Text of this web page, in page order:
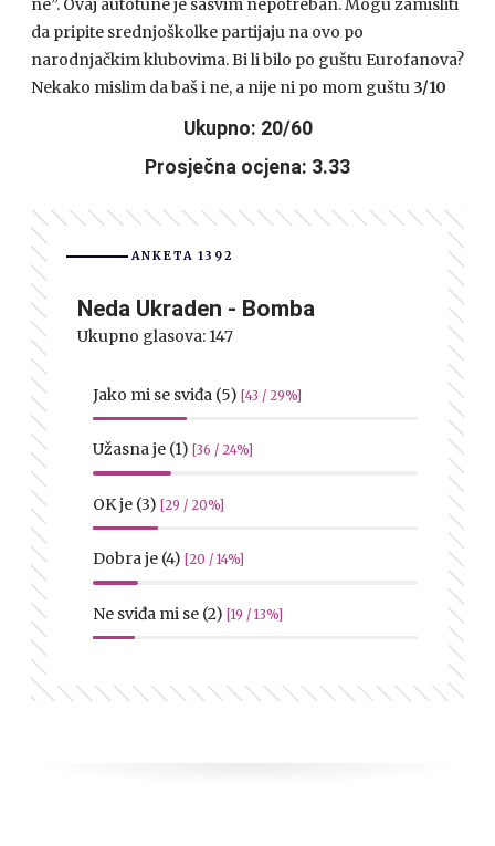
da pripite srednjoškolke partijaju na ovo po
narodnjačkim klubovima. Bi li bilo po guštu Eurofanova?
Nekako mislim da baš i ne, a nije ni po mom guštu 3/10
Ukupno: 20/60
Prosječna ocjena: 3.33
ANKETA 1392
Neda Ukraden - Bomba
Ukupno glasova: 147
Jako mi se sviđa (5) [43 / 29%]
Užasna je (1) [36 / 24%]
OK je (3) [29 / 20%]
Dobra je (4) [20 / 14%]
Ne sviđa mi se (2) [19 / 13%]